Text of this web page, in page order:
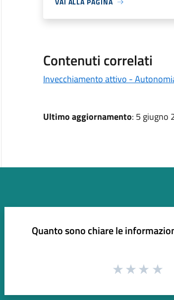
Contenuti correlati
Invecchiamento attivo -
Ultimo aggiornamento: 5 giugno
Quanto sono chiare le